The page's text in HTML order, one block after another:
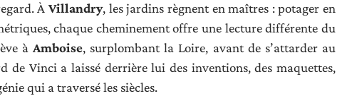
À Villandry, les jardins règnent en maîtres : potager en
chaque cheminement offre une lecture différente du
àAmboise, surplombant la Loire, avant de s’attarder au
de Vinci a laissé derrière lui des inventions, des maquettes,
qui a traversé les siècles.